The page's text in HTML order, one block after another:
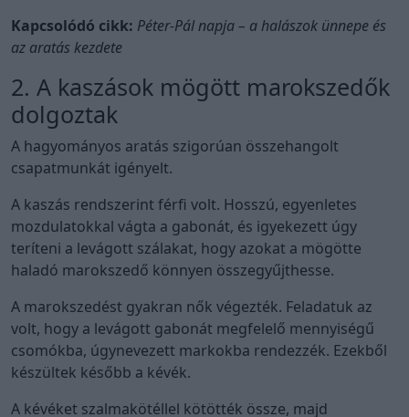
Kapcsolódó cikk: Péter-Pál napja – a halászok ünnepe és
az aratás kezdete
2. A kaszások mögött marokszedők
dolgoztak
A hagyományos aratás szigorúan összehangolt
csapatmunkát igényelt.
A kaszás rendszerint férfi volt. Hosszú, egyenletes
mozdulatokkal vágta a gabonát, és igyekezett úgy
teríteni a levágott szálakat, hogy azokat a mögötte
haladó marokszedő könnyen összegyűjthesse.
A marokszedést gyakran nők végezték. Feladatuk az
volt, hogy a levágott gabonát megfelelő mennyiségű
csomókba, úgynevezett markokba rendezzék. Ezekből
készültek később a kévék.
A kévéket szalmakötéllel kötötték össze, majd